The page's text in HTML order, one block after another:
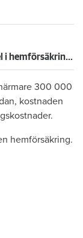
Ansvarsskyddet – en viktig del i hemförsäkringen
300 000
kostnaden
hemförsäkring.